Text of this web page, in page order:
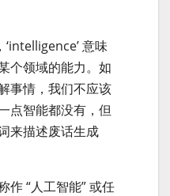
‘intelligence’ 意味
个领域的能力。如
事情，我们不应该
点智能都没有，但
来描述废话生成
作 “人工智能” 或任